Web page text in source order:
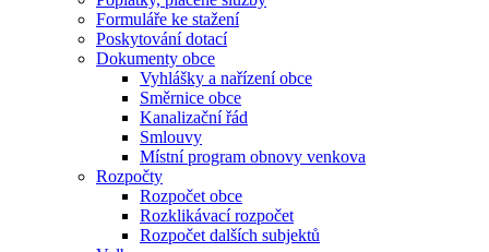
Formuláře ke stažení
Poskytování dotací
Dokumenty obce
Vyhlášky a nařízení obce
Směrnice obce
Kanalizační řád
Smlouvy
Místní program obnovy venkova
Rozpočty
Rozpočet obce
Rozklikávací rozpočet
Rozpočet dalších subjektů